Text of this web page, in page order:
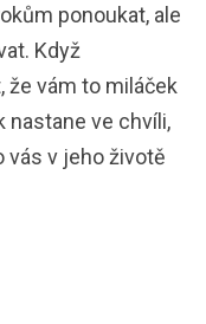
ponoukat, ale
Když
že vám to miláček
nastane ve chvíli,
vás v jeho životě